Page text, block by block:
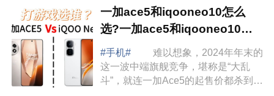
一加ace5和iqooneo10怎么
选?一加ace5和iqooneo10对
比哪个好
#手机#
难以想象，2024年年末的
这一波中端旗舰竞争，堪称是“大乱
斗”，就连一加Ace5的起售价都杀到了